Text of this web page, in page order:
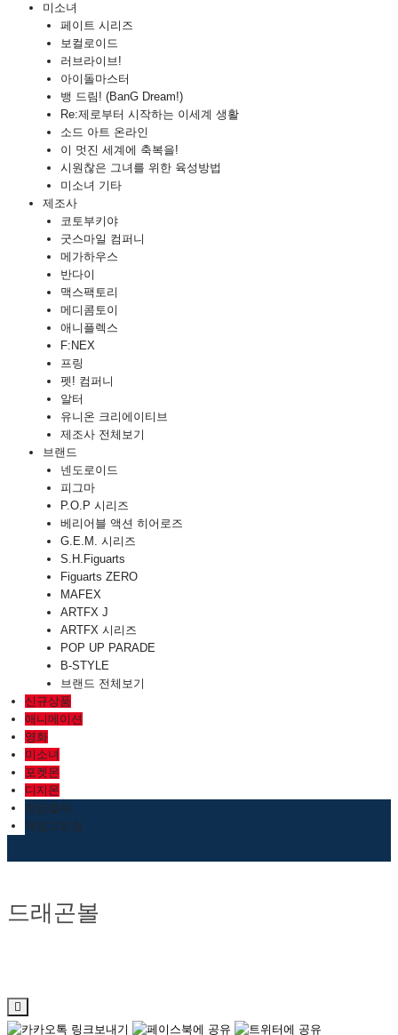
미소녀
페이트 시리즈
보컬로이드
러브라이브!
아이돌마스터
뱅 드림! (BanG Dream!)
Re:제로부터 시작하는 이세계 생활
소드 아트 온라인
이 멋진 세계에 축복을!
시원찮은 그녀를 위한 육성방법
미소녀 기타
제조사
코토부키야
굿스마일 컴퍼니
메가하우스
반다이
맥스팩토리
메디콤토이
애니플렉스
F:NEX
프링
펫! 컴퍼니
알터
유니온 크리에이티브
제조사 전체보기
브랜드
넨도로이드
피그마
P.O.P 시리즈
베리어블 액션 히어로즈
G.E.M. 시리즈
S.H.Figuarts
Figuarts ZERO
MAFEX
ARTFX J
ARTFX 시리즈
POP UP PARADE
B-STYLE
브랜드 전체보기
신규상품
애니메이션
영화
미소녀
포켓몬
디지몬
잔금결제
재입고요청
드래곤볼